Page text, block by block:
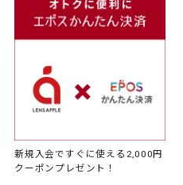
新規入会ですぐに使える2,000円
クーポンプレゼント！